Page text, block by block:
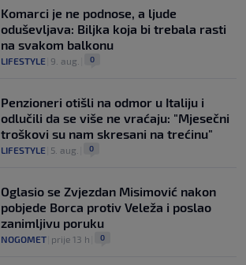
Komarci je ne podnose, a ljude
oduševljava: Biljka koja bi trebala rasti
na svakom balkonu
LIFESTYLE 9. aug. 0
Penzioneri otišli na odmor u Italiju i
odlučili da se više ne vraćaju: "Mjesečni
troškovi su nam skresani na trećinu"
LIFESTYLE 5. aug. 0
Oglasio se Zvjezdan Misimović nakon
pobjede Borca protiv Veleža i poslao
zanimljivu poruku
NOGOMET prije 13 h 0